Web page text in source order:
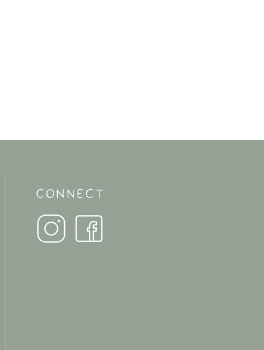
CONNECT